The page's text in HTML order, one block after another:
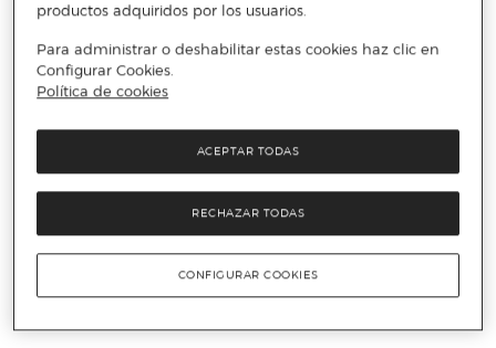
productos adquiridos por los usuarios.
Para administrar o deshabilitar estas cookies haz clic en
Configurar Cookies.
Política de cookies
RECHAZAR TODAS
ACEPTAR TODAS
CONFIGURAR COOKIES